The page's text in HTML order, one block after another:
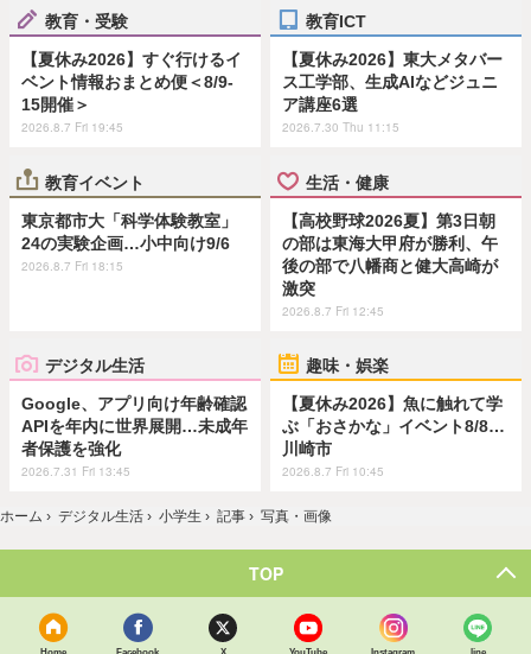
教育・受験
【夏休み2026】すぐ行けるイ
ベント情報おまとめ便＜8/9-
15開催＞
2026.8.7 Fri 19:45
教育ICT
【夏休み2026】東大メタバー
ス工学部、生成AIなどジュニ
ア講座6選
2026.7.30 Thu 11:15
教育イベント
東京都市大「科学体験教室」
24の実験企画…小中向け9/6
2026.8.7 Fri 18:15
生活・健康
【高校野球2026夏】第3日朝
の部は東海大甲府が勝利、午
後の部で八幡商と健大高崎が
激突
2026.8.7 Fri 12:45
デジタル生活
Google、アプリ向け年齢確認
APIを年内に世界展開…未成年
者保護を強化
2026.7.31 Fri 13:45
趣味・娯楽
【夏休み2026】魚に触れて学
ぶ「おさかな」イベント8/8…
川崎市
2026.8.7 Fri 10:45
ホーム › デジタル生活 › 小学生 › 記事 › 写真・画像
TOP
Home Facebook X YouTube Instagram line